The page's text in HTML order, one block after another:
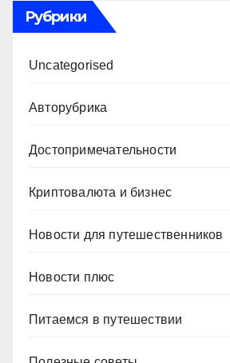
Рубрики
Uncategorised
Авторубрика
Достопримечательности
Криптовалюта и бизнес
Новости для путешественников
Новости плюс
Питаемся в путешествии